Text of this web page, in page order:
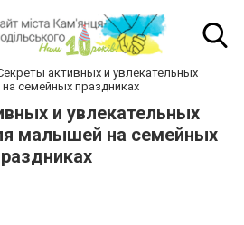
активных и увлекательных
семейных праздниках
и увлекательных
малышей на семейных